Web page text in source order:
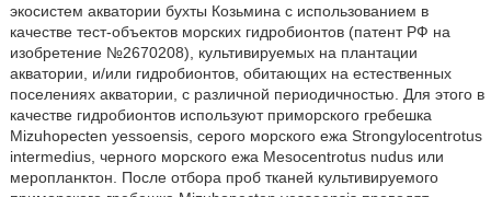
экосистем акватории бухты Козьмина с использованием в
качестве тест-объектов морских гидробионтов (патент РФ на
изобретение №2670208), культивируемых на плантации
акватории, и/или гидробионтов, обитающих на естественных
поселениях акватории, с различной периодичностью. Для этого в
качестве гидробионтов используют приморского гребешка
Mizuhopecten yessoensis, серого морского ежа Strongylocentrotus
intermedius, черного морского ежа Mesocentrotus nudus или
меропланктон. После отбора проб тканей культивируемого